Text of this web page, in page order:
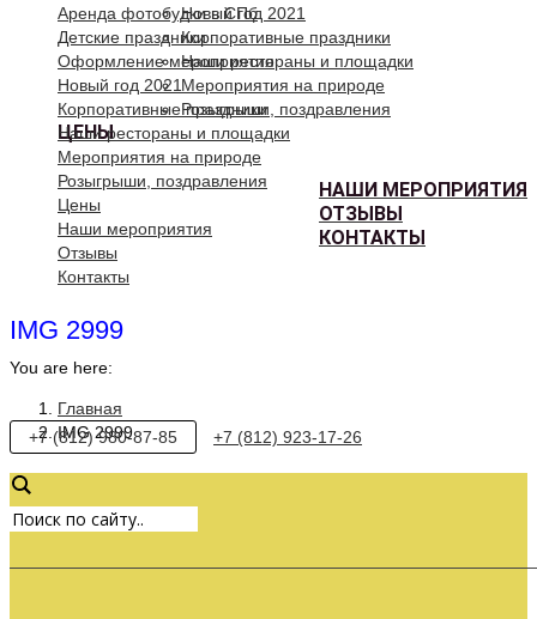
Новый год 2021
Корпоративные праздники
Наши рестораны и площадки
Мероприятия на природе
Розыгрыши, поздравления
ЦЕНЫ
НАШИ МЕРОПРИЯТИЯ
ОТЗЫВЫ
КОНТАКТЫ
Аренда фотобудки в СПб
Детские праздники
Оформление мероприятия
Новый год 2021
Корпоративные праздники
Наши рестораны и площадки
Мероприятия на природе
Розыгрыши, поздравления
Цены
Наши мероприятия
Отзывы
Контакты
IMG 2999
You are here:
Главная
IMG 2999
+7 (812) 980-87-85 +7 (812) 923-17-26